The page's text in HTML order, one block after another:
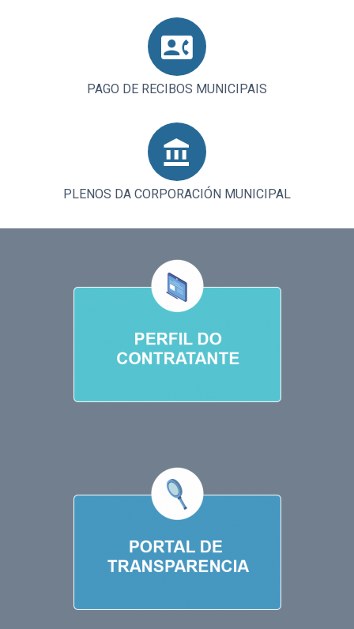
PAGO DE RECIBOS MUNICIPAIS
PLENOS DA CORPORACIÓN MUNICIPAL